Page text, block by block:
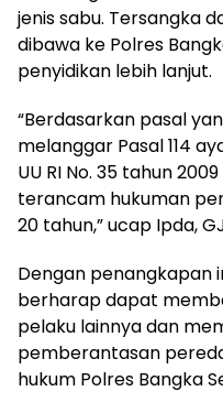
jenis sabu. Tersangka
dibawa ke Polres
penyidikan lebih lanjut.
“Berdasarkan pasal
melanggar Pasal 114
UU RI No. 35 tahun
terancam hukuman
20 tahun,” ucap Ipda,
Dengan penangkapan
berharap dapat
pelaku lainnya dan
pemberantasan
hukum Polres Bangka